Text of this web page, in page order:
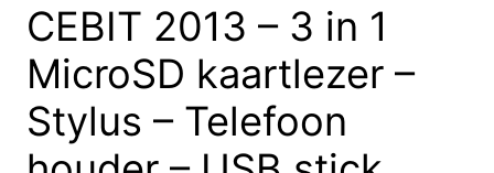
CEBIT 2013 – 3 in 1
MicroSD kaartlezer –
Stylus – Telefoon